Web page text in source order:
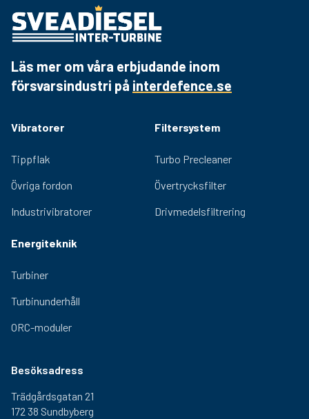
söker en pålitlig och effektiv lösning för
betongvibrering.
RHP59AP
RHP65AP
6,5 kN
VHN38AP
VHN50AP
VHP50AP
VHP65AP
Läs mer om våra erbjudande inom
försvarsindustri på interdefence.se
Vibratorer
Tippflak
Övriga fordon
Industrivibratorer
Filtersystem
Turbo Precleaner
Övertrycksfilter
Drivmedelsfiltrering
Energiteknik
Turbiner
Turbinunderhåll
ORC-moduler
Besöksadress
Trädgårdsgatan 21
172 38 Sundbyberg